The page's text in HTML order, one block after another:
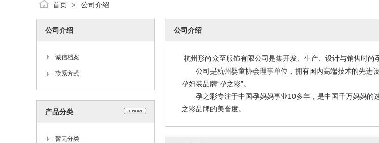
首页 > 公司介绍
公司介绍
诚信档案
联系方式
产品分类
暂无分类
公司介绍
杭州形尚众至服饰有限公司是集开发、生产、设计与销售时尚
公司是杭州婴童协会理事单位，拥有国内高端技术的先进
孕妇装品牌“孕之彩”。
孕之彩专注于中国孕妈妈事业10多年，是中国千万妈妈的
之彩品牌的美誉度。